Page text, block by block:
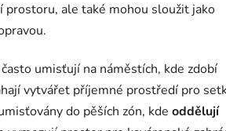
prostoru, ale také mohou sloužit jako
umisťují na náměstích, kde zdobí
vytvářet příjemné prostředí pro
do pěších zón, kde oddělují